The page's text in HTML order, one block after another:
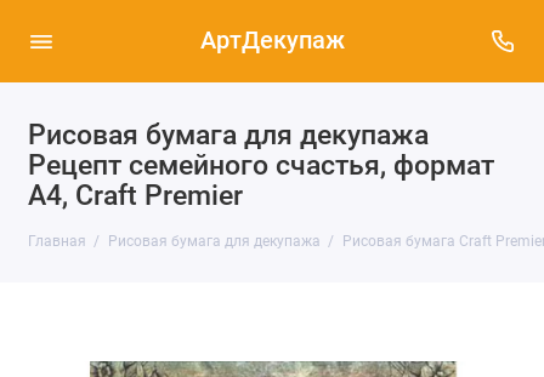
АртДекупаж
Рисовая бумага для декупажа
Рецепт семейного счастья, формат
А4, Craft Premier
Главная Рисовая бумага для декупажа Рисовая бумага Craft